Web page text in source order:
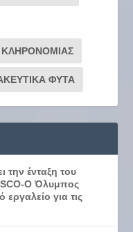
ΚΛΗΡΟΝΟΜΙΑΣ
ΦΥΤΑ
την ένταξη του
Ο Όλυμπος
για τις